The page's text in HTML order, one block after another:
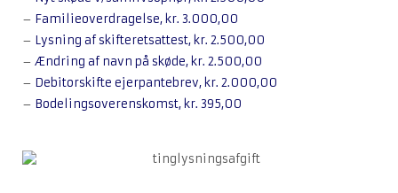
– Familieoverdragelse, kr. 3.000,00
– Lysning af skifteretsattest, kr. 2.500,00
– Ændring af navn på skøde, kr. 2.500,00
– Debitorskifte ejerpantebrev, kr. 2.000,00
– Bodelingsoverenskomst, kr. 395,00